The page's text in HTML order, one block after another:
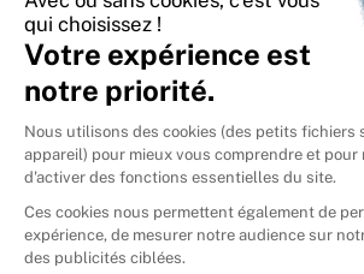
International
🇪🇸 Espagne
🇩🇪Allemagne
🇮🇹 Italie